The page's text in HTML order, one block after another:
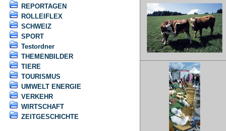
REPORTAGEN
ROLLEIFLEX
SCHWEIZ
SPORT
Testordner
THEMENBILDER
TIERE
TOURISMUS
UMWELT ENERGIE
VERKEHR
WIRTSCHAFT
ZEITGESCHICHTE